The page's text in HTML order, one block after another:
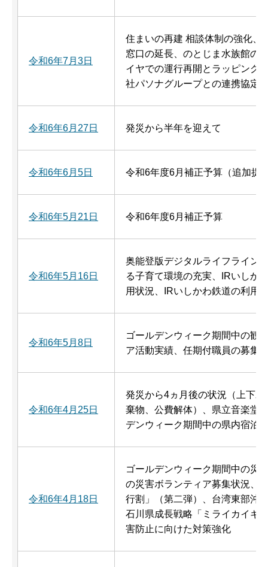
令和6年7月3日
住まいの再建 相談体制の強化、
窓口の延長、のとじま水族館の
イヤでの運行再開とラッピング
社パソナグループとの連携協定
令和6年6月27日 発災から半年を迎えて
令和6年6月5日 令和6年度6月補正予算（追加提
令和6年5月21日 令和6年度6月補正予算
令和6年5月16日
奥能登版デジタルライフライン
る子育て環境の充実、IRいしか
用状況、IRいしかわ鉄道の利用
令和6年5月8日
ゴールデンウィーク期間中の観
ア活動実績、任期付職員の募集
令和6年4月25日
発災から4ヵ月後の状況（上下
棄物、公費解体）、県立音楽堂
デンウィーク期間中の県内宿泊
令和6年4月18日
ゴールデンウィーク期間中の災
の災害ボランティア募集状況、
行割」（第二弾）、台湾東部沖
石川県成長戦略「ミライカイギ
害防止に向けた対策強化